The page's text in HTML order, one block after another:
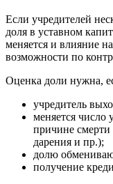
Если учредителей
доля в уставном
меняется и влияние
возможности по
Оценка доли нужна,
учредитель
меняется число
причине смерти
дарения и пр.);
долю
получение
Владивосток
Владикавказ
Владимир
Волгодонск
Волжск
Волжский
Волоколамск
Волосово